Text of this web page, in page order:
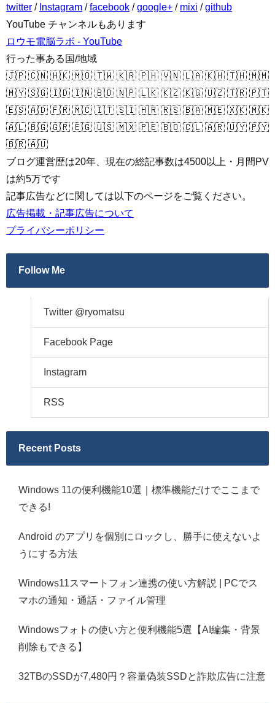
twitter / Instagram /facebook /google+ / mixi /github
YouTube チャンネルもあります
ロウモ電脳ラボ - YouTube
行った事ある国/地域
🇯🇵 🇨🇳 🇭🇰 🇲🇴 🇹🇼 🇰🇷 🇵🇭 🇻🇳 🇱🇦 🇰🇭 🇹🇭 🇲🇲
🇲🇾 🇸🇬 🇮🇩 🇮🇳 🇧🇩 🇳🇵 🇱🇰 🇰🇿 🇰🇬 🇺🇿 🇹🇷 🇵🇹
🇪🇸 🇦🇩 🇫🇷 🇲🇨 🇮🇹 🇸🇮 🇭🇷 🇷🇸 🇧🇦 🇲🇪 🇽🇰 🇲🇰
🇦🇱 🇧🇬 🇬🇷 🇪🇬 🇺🇸 🇲🇽 🇵🇪 🇧🇴 🇨🇱 🇦🇷 🇺🇾 🇵🇾
🇧🇷 🇦🇺
ブログ運営歴は20年、現在の総記事数は4500以上・月間PV
は約5万です
記事広告などに関しては以下のページをご覧ください。
広告掲載・記事広告について
プライバシーポリシー
Follow Me
Twitter @ryomatsu
Facebook Page
Instagram
RSS
Recent Posts
Windows 11の便利機能10選｜標準機能だけでここまで
できる!
Android のアプリを個別にロックし、勝手に使えないよ
うにする方法
Windows11スマートフォン連携の使い方解説 | PCでス
マホの通知・通話・ファイル管理
Windowsフォトの使い方と便利機能5選【AI編集・背景
削除もできる】
32TBのSSDが7,480円？容量偽装SSDと詐欺広告に注意